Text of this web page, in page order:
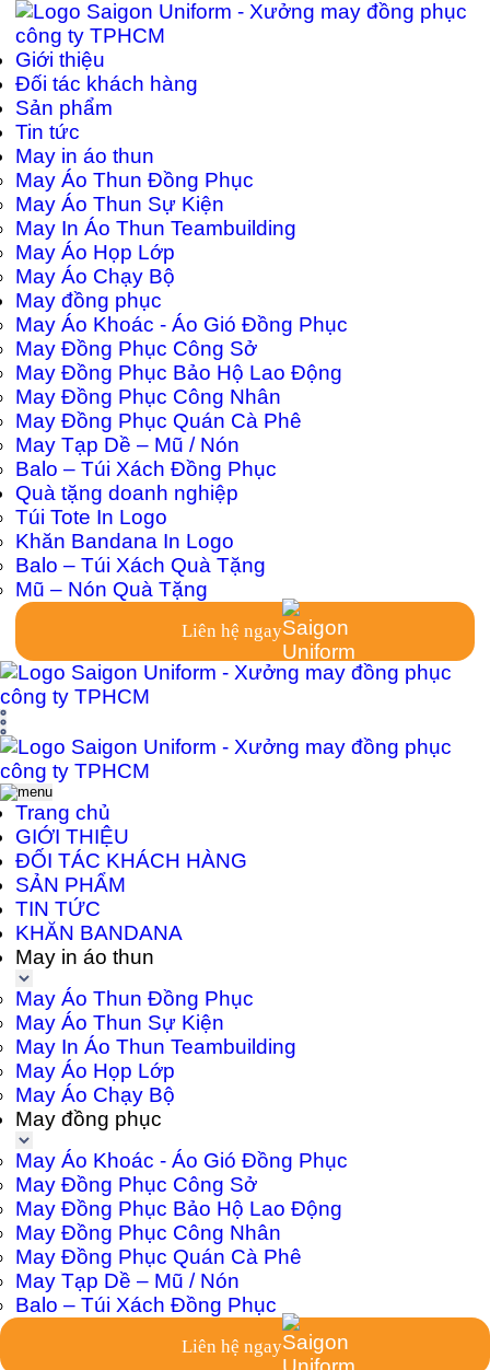
Giới thiệu
Đối tác khách hàng
Sản phẩm
Tin tức
May in áo thun
May Áo Thun Đồng Phục
May Áo Thun Sự Kiện
May In Áo Thun Teambuilding
May Áo Họp Lớp
May Áo Chạy Bộ
May đồng phục
May Áo Khoác - Áo Gió Đồng Phục
May Đồng Phục Công Sở
May Đồng Phục Bảo Hộ Lao Động
May Đồng Phục Công Nhân
May Đồng Phục Quán Cà Phê
May Tạp Dề – Mũ / Nón
Balo – Túi Xách Đồng Phục
Quà tặng doanh nghiệp
Túi Tote In Logo
Khăn Bandana In Logo
Balo – Túi Xách Quà Tặng
Mũ – Nón Quà Tặng
Liên hệ ngay
Trang chủ
GIỚI THIỆU
ĐỐI TÁC KHÁCH HÀNG
SẢN PHẨM
TIN TỨC
KHĂN BANDANA
May in áo thun
May Áo Thun Đồng Phục
May Áo Thun Sự Kiện
May In Áo Thun Teambuilding
May Áo Họp Lớp
May Áo Chạy Bộ
May đồng phục
May Áo Khoác - Áo Gió Đồng Phục
May Đồng Phục Công Sở
May Đồng Phục Bảo Hộ Lao Động
May Đồng Phục Công Nhân
May Đồng Phục Quán Cà Phê
May Tạp Dề – Mũ / Nón
Balo – Túi Xách Đồng Phục
Liên hệ ngay